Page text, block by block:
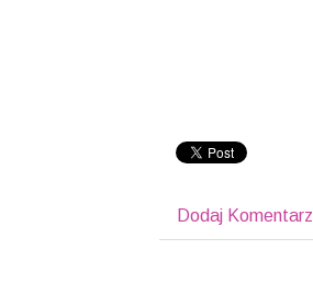
Dodaj Komentarz